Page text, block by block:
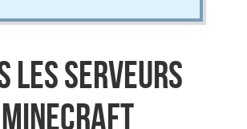
les serveurs
Minecraft